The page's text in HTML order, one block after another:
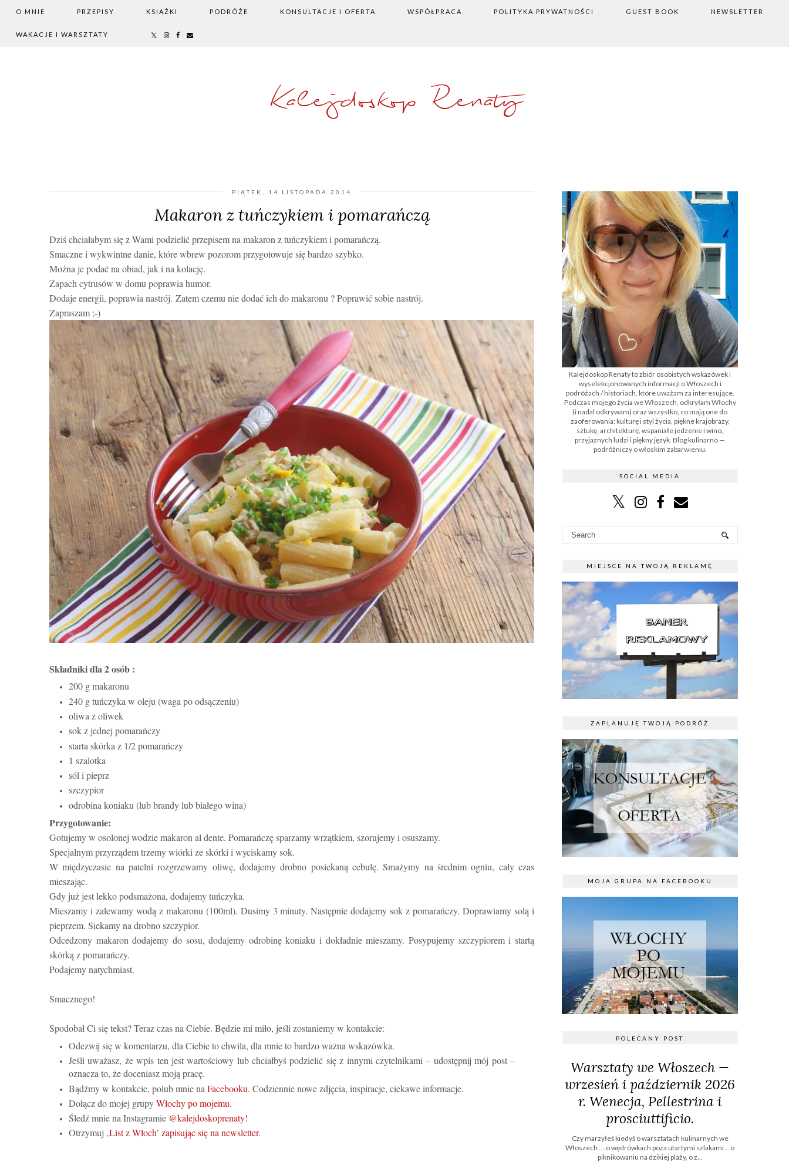
O MNIE PRZEPISY KSIĄŻKI PODRÓŻE KONSULTACJE I OFERTA WSPÓŁPRACA POLITYKA PRYWATNOŚCI GUEST BOOK NEWSLETTER
WAKACJE I WARSZTATY
Kalejdoskop Renaty
PIĄTEK, 14 LISTOPADA 2014
Makaron z tuńczykiem i pomarańczą
Dziś chciałabym się z Wami podzielić przepisem na makaron z tuńczykiem i pomarańczą.
Smaczne i wykwintne danie, które wbrew pozorom przygotowuje się bardzo szybko.
Można je podać na obiad, jak i na kolację.
Zapach cytrusów w domu poprawia humor.
Dodaje energii, poprawia nastrój. Zatem czemu nie dodać ich do makaronu ? Poprawić sobie nastrój.
Zapraszam ;-)
Składniki dla 2 osób :
200 g makaronu
240 g tuńczyka w oleju (waga po odsączeniu)
oliwa z oliwek
sok z jednej pomarańczy
starta skórka z 1/2 pomarańczy
1 szalotka
sól i pieprz
szczypior
odrobina koniaku (lub brandy lub białego wina)
Przygotowanie:
Gotujemy w osolonej wodzie makaron al dente. Pomarańczę sparzamy wrzątkiem, szorujemy i osuszamy.
Specjalnym przyrządem trzemy wiórki ze skórki i wyciskamy sok.
W międzyczasie na patelni rozgrzewamy oliwę, dodajemy drobno posiekaną cebulę. Smażymy na średnim ogniu, cały czas
mieszając.
Gdy już jest lekko podsmażona, dodajemy tuńczyka.
Mieszamy i zalewamy wodą z makaronu (100ml). Dusimy 3 minuty. Następnie dodajemy sok z pomarańczy. Doprawiamy solą i
pieprzem. Siekamy na drobno szczypior.
Odcedzony makaron dodajemy do sosu, dodajemy odrobinę koniaku i dokładnie mieszamy. Posypujemy szczypiorem i startą
skórką z pomarańczy.
Podajemy natychmiast.
Smacznego!
Spodobał Ci się tekst? Teraz czas na Ciebie. Będzie mi miło, jeśli zostaniemy w kontakcie:
Odezwij się w komentarzu, dla Ciebie to chwila, dla mnie to bardzo ważna wskazówka.
Jeśli uważasz, że wpis ten jest wartościowy lub chciałbyś podzielić się z innymi czytelnikami – udostępnij mój post –
oznacza to, że doceniasz moją pracę.
Bądźmy w kontakcie, polub mnie na Facebooku. Codziennie nowe zdjęcia, inspiracje, ciekawe informacje.
Dołącz do mojej grupyWłochy po mojemu.
Śledź mnie na Instagramie @kalejdoskoprenaty!
Otrzymuj ‚List z Włoch’ zapisując się na newsletter.
Kalejdoskop Renaty to zbiór osobistych wskazówek i
wyselekcjonowanych informacji o Włoszech i
podróżach / historiach, które uważam za interesujące.
Podczas mojego życia we Włoszech, odkryłam Włochy
(i nadal odkrywam) oraz wszystko, co mają one do
zaoferowania: kulturę i styl życia, piękne krajobrazy,
sztukę, architekturę, wspaniałe jedzenie i wino,
przyjaznych ludzi i piękny język. Blog kulinarno —
podróżniczy o włoskim zabarwieniu.
SOCIAL MEDIA
MIEJSCE NA TWOJĄ REKLAMĘ
ZAPLANUJĘ TWOJĄ PODRÓŻ
MOJA GRUPA NA FACEBOOKU
POLECANY POST
Warsztaty we Włoszech —
wrzesień i październik 2026
r. Wenecja, Pellestrina i
prosciuttificio.
Czy marzyłeś kiedyś o warsztatach kulinarnych we
Włoszech ....o wędrówkach poza utartymi szlakami… o
piknikowaniu na dzikiej plaży, o z...